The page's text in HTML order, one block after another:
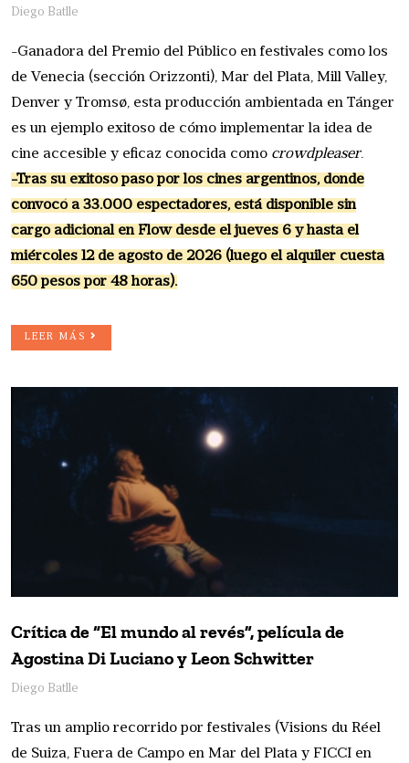
Diego Batlle
-Ganadora del Premio del Público en festivales como los
de Venecia (sección Orizzonti), Mar del Plata, Mill Valley,
Denver y Tromsø, esta producción ambientada en Tánger
es un ejemplo exitoso de cómo implementar la idea de
cine accesible y eficaz conocida como crowdpleaser.
-Tras su exitoso paso por los cines argentinos, donde
convocó a 33.000 espectadores, está disponible sin
cargo adicional en Flow desde el jueves 6 y hasta el
miércoles 12 de agosto de 2026 (luego el alquiler cuesta
650 pesos por 48 horas).
LEER MÁS
Crítica de “El mundo al revés”, película de
Agostina Di Luciano y Leon Schwitter
Diego Batlle
Tras un amplio recorrido por festivales (Visions du Réel
de Suiza, Fuera de Campo en Mar del Plata y FICCI en